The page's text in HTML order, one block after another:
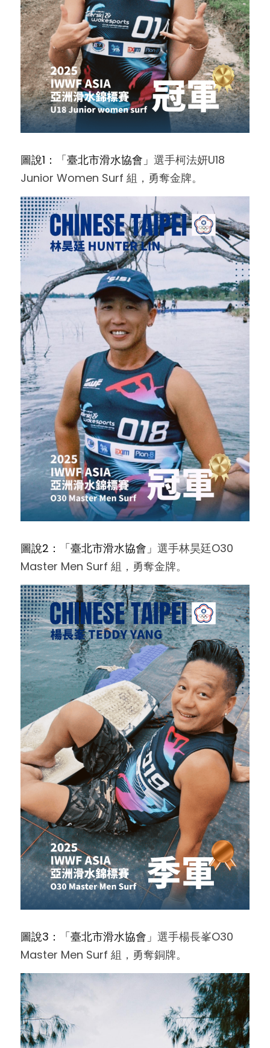
圖說1：「臺北市滑水協會」 選手柯法妍U18
Junior Women Surf 組，勇奪金牌。
圖說2：「臺北市滑水協會」 選手林昊廷O30
Master Men Surf 組，勇奪金牌。
圖說3：「臺北市滑水協會」 選手楊長峯O30
Master Men Surf 組，勇奪銅牌。